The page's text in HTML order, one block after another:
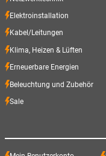
Elektroinstallation
Kabel/Leitungen
Klima, Heizen & Lüften
Erneuerbare Energien
Beleuchtung und Zubehör
Sale